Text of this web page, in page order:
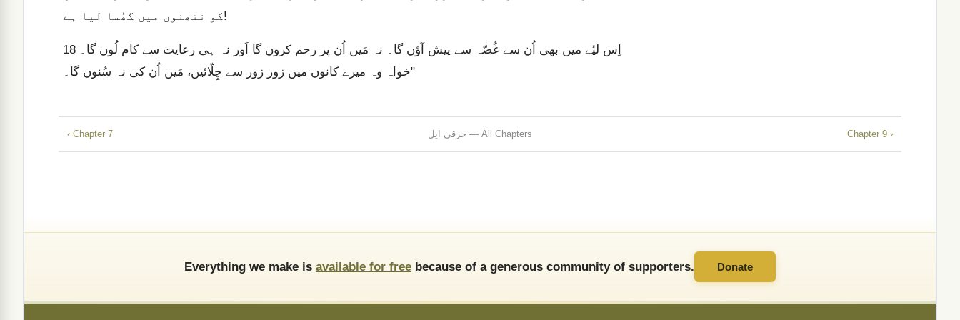
کو نتھنوں میں گھُسا لیا ہے!
18
خواہ وہ میرے کانوں میں زور زور سے چِلّائیں، مَیں اُن کی نہ سُنوں گا۔"
‹ Chapter 7 حزقی ایل — All Chapters Chapter 9 ›
Everything we make is available for free because of a generous community of supporters. Donate